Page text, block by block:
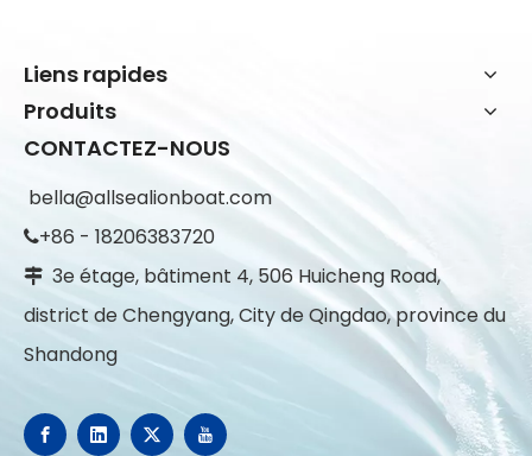
Liens rapides
Produits
CONTACTEZ-NOUS
bella@allsealionboat.com
+86 - 18206383720
 3e étage, bâtiment 4, 506 Huicheng Road,
district de Chengyang, City de Qingdao, province du
Shandong